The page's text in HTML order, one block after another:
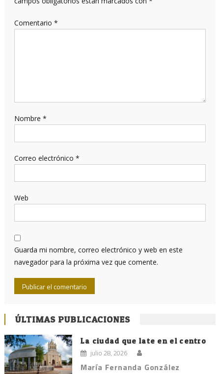
Comentario *
Nombre *
Correo electrónico *
Web
Guarda mi nombre, correo electrónico y web en este
navegador para la próxima vez que comente.
ÚLTIMAS PUBLICACIONES
La ciudad que late en el centro
julio 28, 2026
María Fernanda González